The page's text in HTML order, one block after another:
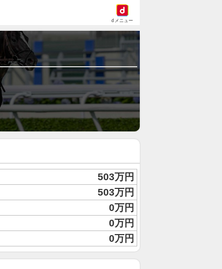
dメニュー
503万円
503万円
0万円
0万円
0万円